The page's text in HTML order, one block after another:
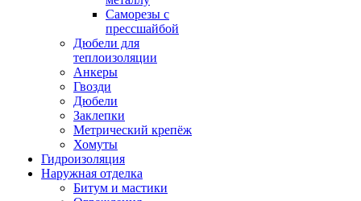
Саморезы с
прессшайбой
Дюбели для
теплоизоляции
Анкеры
Гвозди
Дюбели
Заклепки
Метрический крепёж
Хомуты
Гидроизоляция
Наружная отделка
Битум и мастики